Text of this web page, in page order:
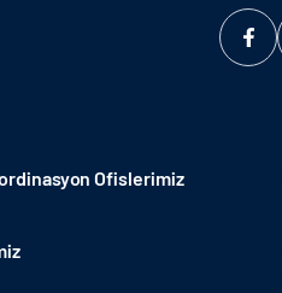
Ofislerimiz